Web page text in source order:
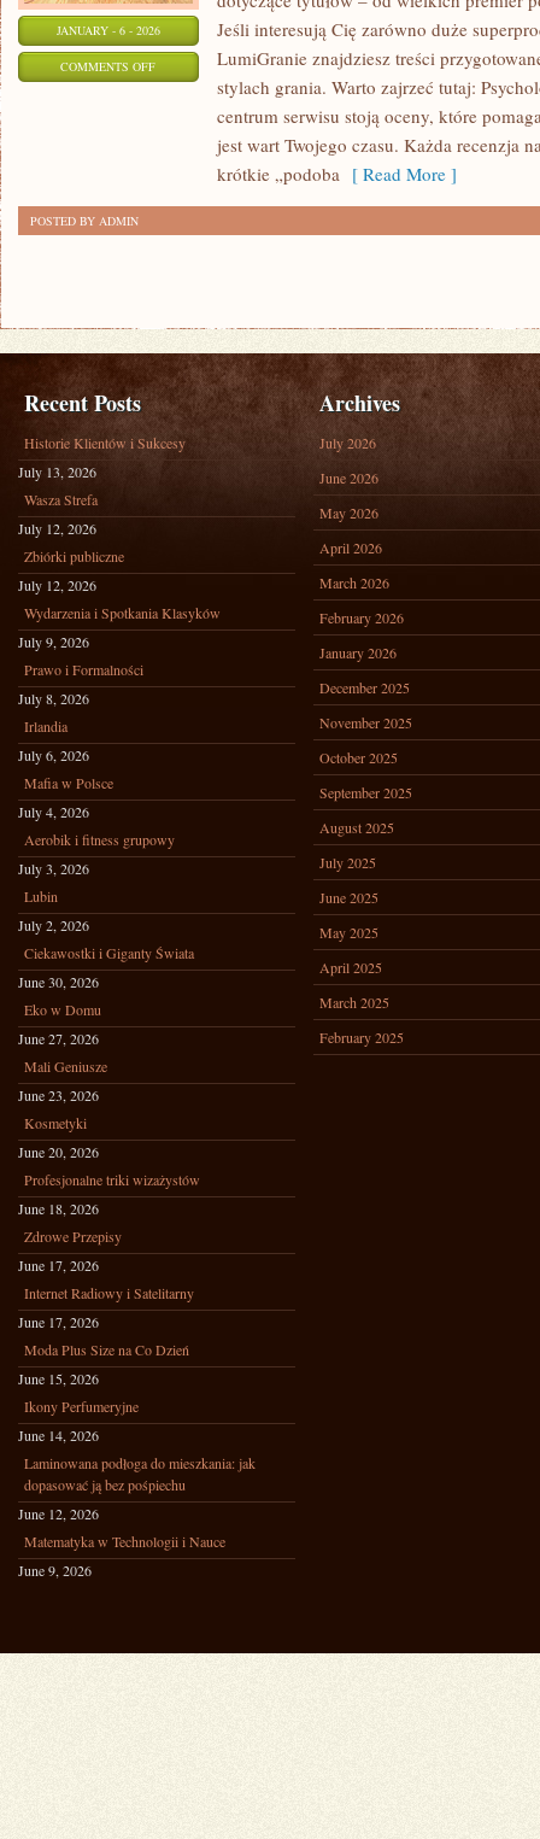
JANUARY - 6 - 2026
COMMENTS OFFON
TWORZENIE
(GAMEDEV)
Jeśli interesują Cię zarówno duże
LumiGranie znajdziesz treści
stylach grania. Warto zajrzeć tutaj:
centrum serwisu stoją oceny, które
jest wart Twojego czasu. Każda recenzja
krótkie „podoba [ Read More ]
POSTED BY ADMIN
Recent Posts
Historie Klientów i Sukcesy
July 13, 2026
Wasza Strefa
July 12, 2026
Zbiórki publiczne
July 12, 2026
Wydarzenia i Spotkania Klasyków
July 9, 2026
Prawo i Formalności
July 8, 2026
Irlandia
July 6, 2026
Mafia w Polsce
July 4, 2026
Aerobik i fitness grupowy
July 3, 2026
Lubin
July 2, 2026
Ciekawostki i Giganty Świata
June 30, 2026
Eko w Domu
June 27, 2026
Mali Geniusze
June 23, 2026
Kosmetyki
June 20, 2026
Profesjonalne triki wizażystów
June 18, 2026
Zdrowe Przepisy
June 17, 2026
Internet Radiowy i Satelitarny
June 17, 2026
Moda Plus Size na Co Dzień
June 15, 2026
Ikony Perfumeryjne
June 14, 2026
Laminowana podłoga do mieszkania: jak
dopasować ją bez pośpiechu
June 12, 2026
Matematyka w Technologii i Nauce
June 9, 2026
Archives
July 2026
June 2026
May 2026
April 2026
March 2026
February 2026
January 2026
December 2025
November 2025
October 2025
September 2025
August 2025
July 2025
June 2025
May 2025
April 2025
March 2025
February 2025